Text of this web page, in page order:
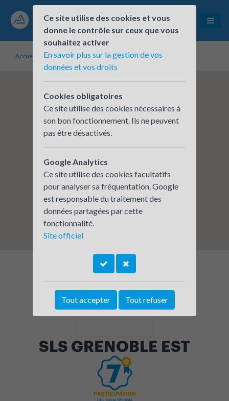
Accueil Établissements inscrits SLS GRENOBLE EST
SLS GRENOBLE EST
Ce site utilise des cookies et vous
donne le contrôle sur ceux que vous
souhaitez activer
En savoir plus sur la gestion de vos
données et vos droits
Cookies obligatoires
Ce site utilise des cookies nécessaires à
son bon fonctionnement. Ils ne peuvent
pas être désactivés.
Google Analytics
Ce site utilise des cookies facultatifs
pour analyser sa fréquentation. Google
est responsable du traitement des
données partagées par cette
fonctionnalité.
Site officiel
Tout accepter Tout refuser